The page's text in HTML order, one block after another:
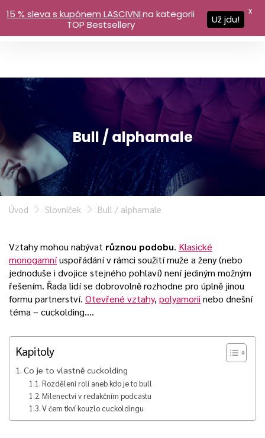
Bull / alphamale
Úvod Slovníček Bull / alphamale
Vztahy mohou nabývat různou podobu. Klasické
monogamníuspořádání v rámci soužití muže a ženy (nebo
jednoduše i dvojice stejného pohlaví) není jediným možným
řešením. Řada lidí se dobrovolně rozhodne pro úplně jinou
formu partnerství. Otevřené vztahy, polyamorii nebo dnešní
téma – cuckolding….
Kapitoly
Co je to vlastně cuckolding
Rozdělení rolí aneb kdo je to bull
Milenectví v redakčním podcastu
V čem tkví kouzlo cuckoldingu
15 % sleva s kupónem LASCIVNIna kategorii
TOP Bestsellery
Už jdu!
X